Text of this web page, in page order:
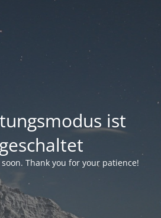
ist
Thank you for your patience!